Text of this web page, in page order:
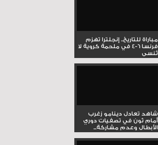
مباراة للتاريخ.. إنجلترا تهزم
فرنسا 6-4 في ملحمة كروية لا
تُنسى
شاهد تعادل دينامو زغرب
أمام ثون في تصفيات دوري
الأبطال وعدم مشاركة...